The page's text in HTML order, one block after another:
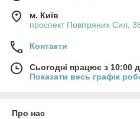
м. Київ
проспект Повітряних Сил,
Контакти
Сьогодні працює з 10:00
Показати весь графік
Про нас